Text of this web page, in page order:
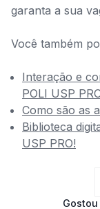
garanta a sua
Você também
Interação e
POLI USP
Como são as
Biblioteca
USP PRO!